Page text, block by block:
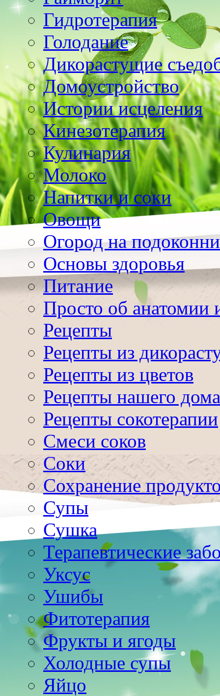
Гидротерапия
Голодание
Дикорастущие
Домоустройство
Истории исцеления
Кинезотерапия
Кулинария
Молоко
Напитки и соки
Овощи
Огород на
Основы здоровья
Питание
Просто об анатомии
Рецепты
Рецепты из
Рецепты из цветов
Рецепты нашего дома
Рецепты сокотерапии
Смеси соков
Соки
Сохранение
Супы
Сушка
Терапевтические
Уксус
Ушибы
Фитотерапия
Фрукты и ягоды
Холодные супы
Яйцо